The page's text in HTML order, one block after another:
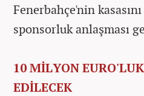
Fenerbahçe'nin
sponsorluk anlaşması
10 MİLYON
EDİLECEK